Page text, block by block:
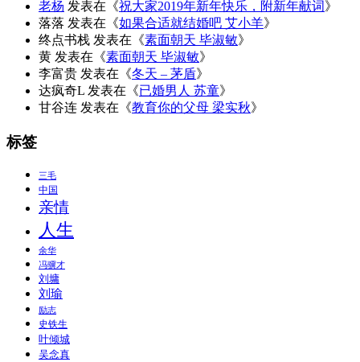
老杨 发表在《祝大家2019年新年快乐，附新年献词》
落落 发表在《如果合适就结婚吧 艾小羊》
终点书栈 发表在《素面朝天 毕淑敏》
黄 发表在《素面朝天 毕淑敏》
李富贵 发表在《冬天 – 茅盾》
达疯奇L 发表在《已婚男人 苏童》
甘谷连 发表在《教育你的父母 梁实秋》
标签
三毛
中国
亲情
人生
余华
冯骥才
刘墉
刘瑜
励志
史铁生
叶倾城
吴念真